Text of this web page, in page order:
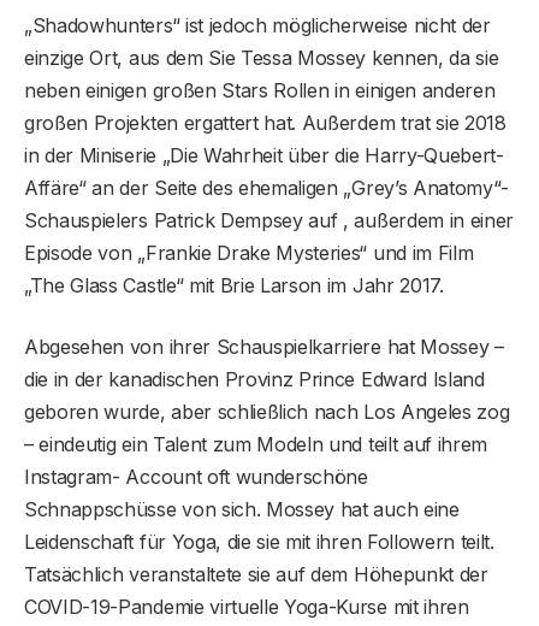
„Shadowhunters“ ist jedoch möglicherweise nicht der
einzige Ort, aus dem Sie Tessa Mossey kennen, da sie
neben einigen großen Stars Rollen in einigen anderen
großen Projekten ergattert hat. Außerdem trat sie 2018
in der Miniserie „Die Wahrheit über die Harry-Quebert-
Affäre“ an der Seite des ehemaligen „Grey’s Anatomy“-
Schauspielers Patrick Dempsey auf , außerdem in einer
Episode von „Frankie Drake Mysteries“ und im Film
„The Glass Castle“ mit Brie Larson im Jahr 2017.
Abgesehen von ihrer Schauspielkarriere hat Mossey –
die in der kanadischen Provinz Prince Edward Island
geboren wurde, aber schließlich nach Los Angeles zog
– eindeutig ein Talent zum Modeln und teilt auf ihrem
Instagram- Account oft wunderschöne
Schnappschüsse von sich. Mossey hat auch eine
Leidenschaft für Yoga, die sie mit ihren Followern teilt.
Tatsächlich veranstaltete sie auf dem Höhepunkt der
COVID-19-Pandemie virtuelle Yoga-Kurse mit ihren